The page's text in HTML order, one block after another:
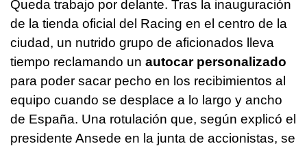
Queda trabajo por delante. Tras la inauguración
de la tienda oficial del Racing en el centro de la
ciudad, un nutrido grupo de aficionados lleva
tiempo reclamando un autocar personalizado
para poder sacar pecho en los recibimientos al
equipo cuando se desplace a lo largo y ancho
de España. Una rotulación que, según explicó el
presidente Ansede en la junta de accionistas, se